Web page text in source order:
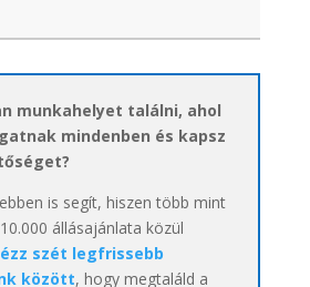
munkahelyet találni, ahol
mindenben és kapsz
is segít, hiszen több mint
állásajánlata közül
szét legfrissebb
között, hogy megtaláld a